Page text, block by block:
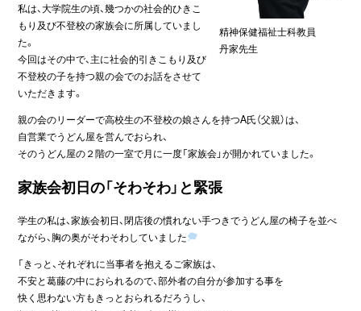
精神保健福祉士科教員
丹家先生
私は、大学院生の頃、幾つかの社会的ひきこ
もり及び不登校の家族会に所属していまし
た。
今回はその中で、主に社会的引きこもり及び
不登校の子を持つ親の会でのお話をさせて
いただきます。
親の会のリーダーで高校生の不登校の娘さんを持つA氏（父親）は、
自営業でうどん屋を営んでおられ、
そのうどん屋の２階の一室で月に一度「家族会」が開かれていました。
家族会初日の「そわそわ」と緊張
学生の私は、家族会初日、閉店後の慣れない手つきでうどん屋の椅子を並べ
ながら、胸の奥がそわそわしていました
「きっと、それぞれに当事者を抱えるご家族は、
不安と葛藤の中におられるので、部外者の自分が参加する事を
快く思わない方もきっとおられるだろうし、